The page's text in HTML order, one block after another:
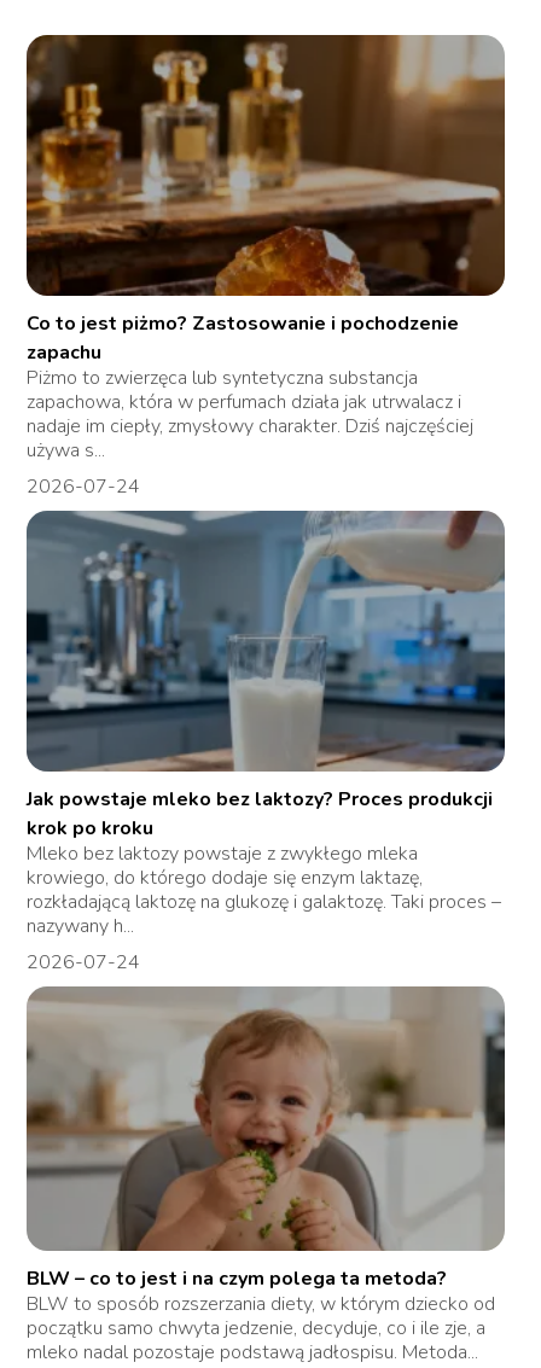
Co to jest piżmo? Zastosowanie i pochodzenie
zapachu
Piżmo to zwierzęca lub syntetyczna substancja
zapachowa, która w perfumach działa jak utrwalacz i
nadaje im ciepły, zmysłowy charakter. Dziś najczęściej
używa s...
2026-07-24
Jak powstaje mleko bez laktozy? Proces produkcji
krok po kroku
Mleko bez laktozy powstaje z zwykłego mleka
krowiego, do którego dodaje się enzym laktazę,
rozkładającą laktozę na glukozę i galaktozę. Taki proces –
nazywany h...
2026-07-24
BLW – co to jest i na czym polega ta metoda?
BLW to sposób rozszerzania diety, w którym dziecko od
początku samo chwyta jedzenie, decyduje, co i ile zje, a
mleko nadal pozostaje podstawą jadłospisu. Metoda...